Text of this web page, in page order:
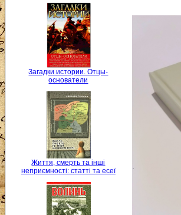
Загадки истории. Отцы-
основатели
Життя, смерть та інші
неприємності: статті та есеї